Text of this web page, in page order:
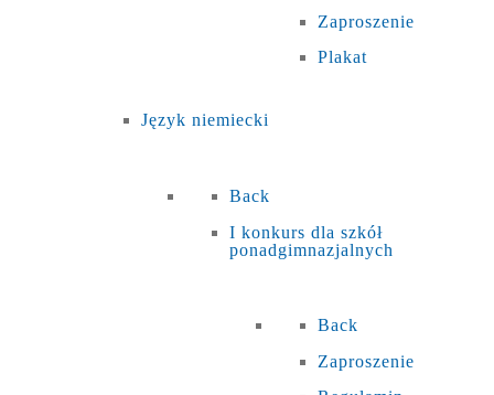
Zaproszenie
Plakat
Język niemiecki
Back
I konkurs dla szkół
ponadgimnazjalnych
Back
Zaproszenie